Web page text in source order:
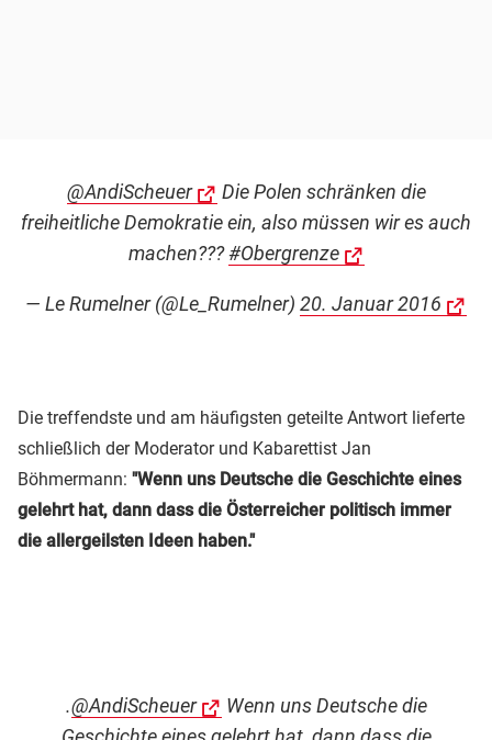
@AndiScheuer
Die Polen schränken die
freiheitliche Demokratie ein, also müssen wir es auch
machen???#Obergrenze
— Le Rumelner (@Le_Rumelner) 20. Januar 2016
Die treffendste und am häufigsten geteilte Antwort lieferte
schließlich der Moderator und Kabarettist Jan
Böhmermann: "Wenn uns Deutsche die Geschichte eines
gelehrt hat, dann dass die Österreicher politisch immer
die allergeilsten Ideen haben."
.@AndiScheuer
Wenn uns Deutsche die